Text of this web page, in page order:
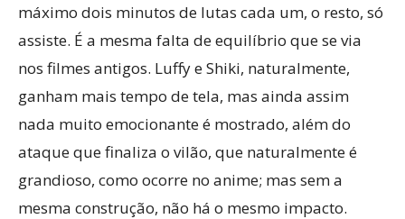
máximo dois minutos de lutas cada um, o resto, só
assiste. É a mesma falta de equilíbrio que se via
nos filmes antigos. Luffy e Shiki, naturalmente,
ganham mais tempo de tela, mas ainda assim
nada muito emocionante é mostrado, além do
ataque que finaliza o vilão, que naturalmente é
grandioso, como ocorre no anime; mas sem a
mesma construção, não há o mesmo impacto.